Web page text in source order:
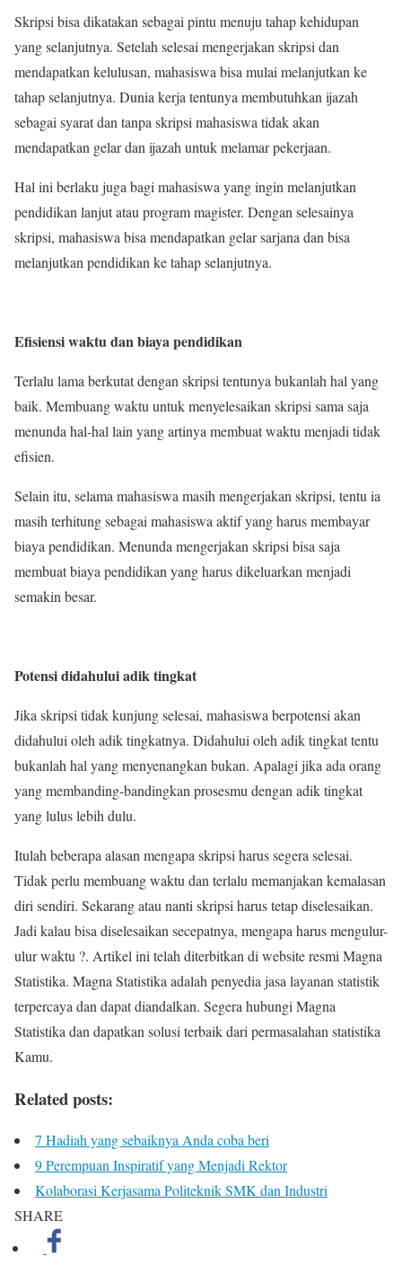
Skripsi bisa dikatakan sebagai pintu menuju tahap kehidupan
yang selanjutnya. Setelah selesai mengerjakan skripsi dan
mendapatkan kelulusan, mahasiswa bisa mulai melanjutkan ke
tahap selanjutnya. Dunia kerja tentunya membutuhkan ijazah
sebagai syarat dan tanpa skripsi mahasiswa tidak akan
mendapatkan gelar dan ijazah untuk melamar pekerjaan.
Hal ini berlaku juga bagi mahasiswa yang ingin melanjutkan
pendidikan lanjut atau program magister. Dengan selesainya
skripsi, mahasiswa bisa mendapatkan gelar sarjana dan bisa
melanjutkan pendidikan ke tahap selanjutnya.
Efisiensi waktu dan biaya pendidikan
Terlalu lama berkutat dengan skripsi tentunya bukanlah hal yang
baik. Membuang waktu untuk menyelesaikan skripsi sama saja
menunda hal-hal lain yang artinya membuat waktu menjadi tidak
efisien.
Selain itu, selama mahasiswa masih mengerjakan skripsi, tentu ia
masih terhitung sebagai mahasiswa aktif yang harus membayar
biaya pendidikan. Menunda mengerjakan skripsi bisa saja
membuat biaya pendidikan yang harus dikeluarkan menjadi
semakin besar.
Potensi didahului adik tingkat
Jika skripsi tidak kunjung selesai, mahasiswa berpotensi akan
didahului oleh adik tingkatnya. Didahului oleh adik tingkat tentu
bukanlah hal yang menyenangkan bukan. Apalagi jika ada orang
yang membanding-bandingkan prosesmu dengan adik tingkat
yang lulus lebih dulu.
Itulah beberapa alasan mengapa skripsi harus segera selesai.
Tidak perlu membuang waktu dan terlalu memanjakan kemalasan
diri sendiri. Sekarang atau nanti skripsi harus tetap diselesaikan.
Jadi kalau bisa diselesaikan secepatnya, mengapa harus mengulur-
ulur waktu ?. Artikel ini telah diterbitkan di website resmi Magna
Statistika. Magna Statistika adalah penyedia jasa layanan statistik
terpercaya dan dapat diandalkan. Segera hubungi Magna
Statistika dan dapatkan solusi terbaik dari permasalahan statistika
Kamu.
Related posts:
7 Hadiah yang sebaiknya Anda coba beri
9 Perempuan Inspiratif yang Menjadi Rektor
Kolaborasi Kerjasama Politeknik SMK dan Industri
SHARE